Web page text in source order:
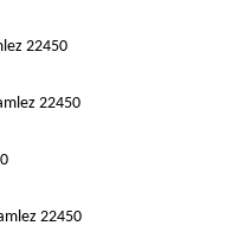
22450
22450
22450